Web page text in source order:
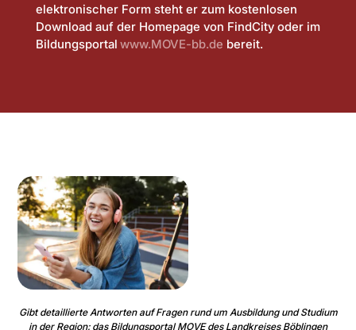
elektronischer Form steht er zum kostenlosen
Download auf der Homepage von FindCity oder im
Bildungsportal www.MOVE-bb.de bereit.
Gibt detaillierte Antworten auf Fragen rund um Ausbildung und Studium
in der Region: das Bildungsportal MOVE des Landkreises Böblingen